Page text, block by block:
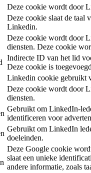
Deze cookie wordt door
Deze cookie slaat de taal
Linkedin.
Deze cookie wordt door
diensten. Deze cookie
Indirecte ID van het lid
Deze cookie is
Linkedin cookie gebruikt
Deze cookie wordt door
diensten.
Gebruikt om LinkedIn-
identificeren voor
Gebruikt om LinkedIn
doeleinden.
Deze Google cookie
slaat een unieke
andere informatie, zoals